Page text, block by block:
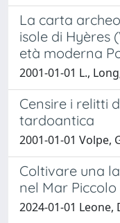
La carta
isole di Hyères
età moderna
2001-01-01 L.,
Censire i relitti
tardoantica
2001-01-01 Volpe,
Coltivare una
nel Mar
2024-01-01